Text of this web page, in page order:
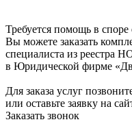
Требуется помощь в
Вы можете заказать
специалиста из реестра
в Юридической фирме
Для заказа услуг
или оставьте заявку на
Заказать звонок